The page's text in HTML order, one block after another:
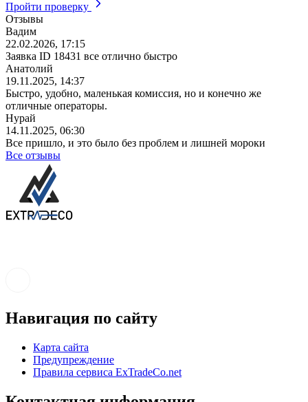
Пройти проверку
Отзывы
Вадим
22.02.2026, 17:15
Заявка ID 18431 все отлично быстро
Анатолий
19.11.2025, 14:37
Быстро, удобно, маленькая комиссия, но и конечно же
отличные операторы.
Нурай
14.11.2025, 06:30
Все пришло, и это было без проблем и лишней мороки
Все отзывы
Навигация по сайту
Карта сайта
Предупреждение
Правила сервиса ExTradeCo.net